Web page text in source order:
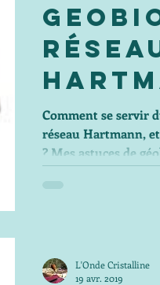
Lobe
Comment se servir
réseau Hartmann,
? Mes astuces de
L'Onde Cristalline
19 avr. 2019